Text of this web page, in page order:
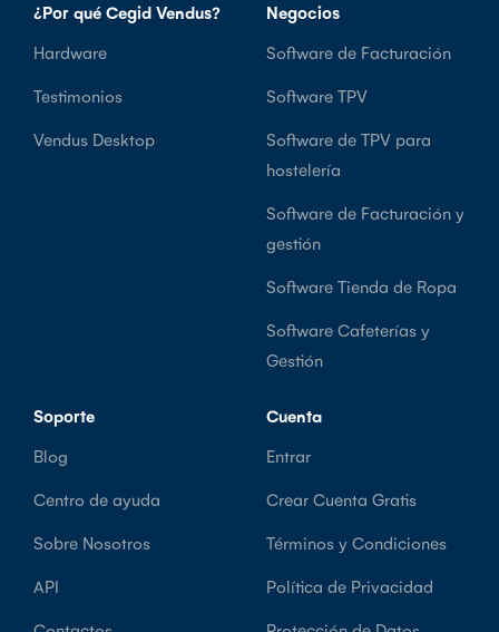
¿Por qué Cegid Vendus?
Hardware
Testimonios
Vendus Desktop
Negocios
Software de Facturación
Software TPV
Software de TPV para
hostelería
Software de Facturación y
gestión
Software Tienda de Ropa
Software Cafeterías y
Gestión
Soporte
Blog
Centro de ayuda
Sobre Nosotros
API
Cuenta
Entrar
Crear Cuenta Gratis
Términos y Condiciones
Política de Privacidad